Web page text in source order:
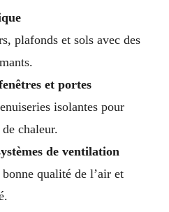
plafonds et sols avec des
et portes
isolantes pour
chaleur.
de ventilation
qualité de l’air et